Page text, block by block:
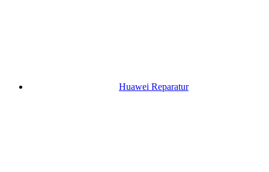
Huawei Reparatur